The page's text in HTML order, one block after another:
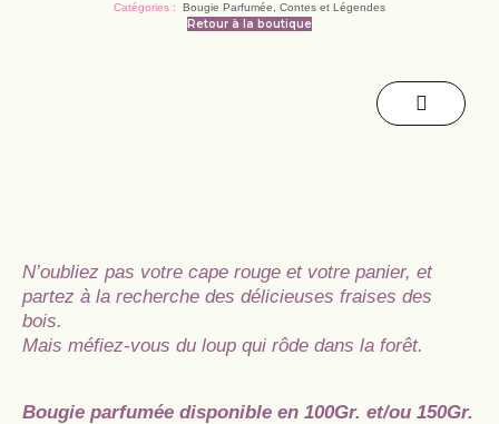
Catégories : Bougie Parfumée, Contes et Légendes
Retour à la boutique
N’oubliez pas votre cape rouge et votre panier, et
partez à la recherche des délicieuses fraises des
bois.
Mais méfiez-vous du loup qui rôde dans la forêt.
Bougie parfumée disponible en 100Gr. et/ou 150Gr.